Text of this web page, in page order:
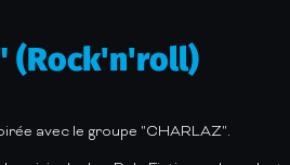
(Rock'n'roll)
avec le groupe "CHARLAZ".